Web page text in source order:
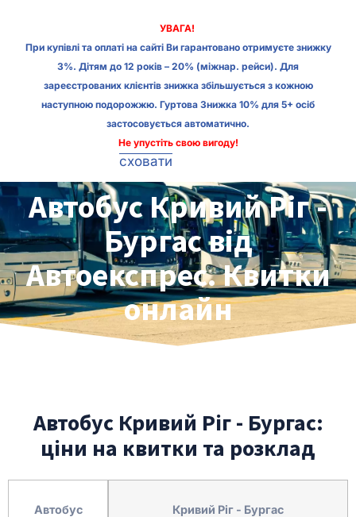
УВАГА!
При купівлі та оплаті на сайті Ви гарантовано отримуєте знижку
3%. Дітям до 12 років – 20% (міжнар. рейси). Для
зареєстрованих клієнтів знижка збільшується з кожною
наступною подорожжю. Гуртова Знижка 10% для 5+ осіб
застосовується автоматично.
Не упустіть свою вигоду!
сховати
Автобус Кривий Ріг -
Бургас від
Автоекспрес. Квитки
онлайн
Автобус Кривий Ріг - Бургас:
ціни на квитки та розклад
Автобус Кривий Ріг - Бургас